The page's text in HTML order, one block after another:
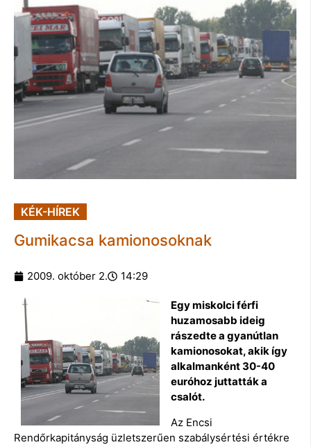
KÉK-HÍREK
Gumikacsa kamionosoknak
2009. október 2. 14:29
Egy miskolci férfi
huzamosabb ideig
rászedte a gyanútlan
kamionosokat, akik így
alkalmanként 30-40
euróhoz juttatták a
csalót.
Az Encsi
Rendőrkapitányság üzletszerűen szabálysértési értékre